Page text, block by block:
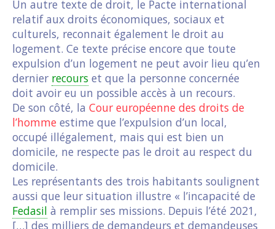
Un autre texte de droit, le Pacte international
relatif aux droits économiques, sociaux et
culturels, reconnait également le droit au
logement. Ce texte précise encore que toute
expulsion d’un logement ne peut avoir lieu qu’en
dernier recours et que la personne concernée
doit avoir eu un possible accès à un recours.
De son côté, la Cour européenne des droits de
l’homme estime que l’expulsion d’un local,
occupé illégalement, mais qui est bien un
domicile, ne respecte pas le droit au respect du
domicile.
Les représentants des trois habitants soulignent
aussi que leur situation illustre « l’incapacité de
Fedasil à remplir ses missions. Depuis l’été 2021,
[…] des milliers de demandeurs et demandeuses